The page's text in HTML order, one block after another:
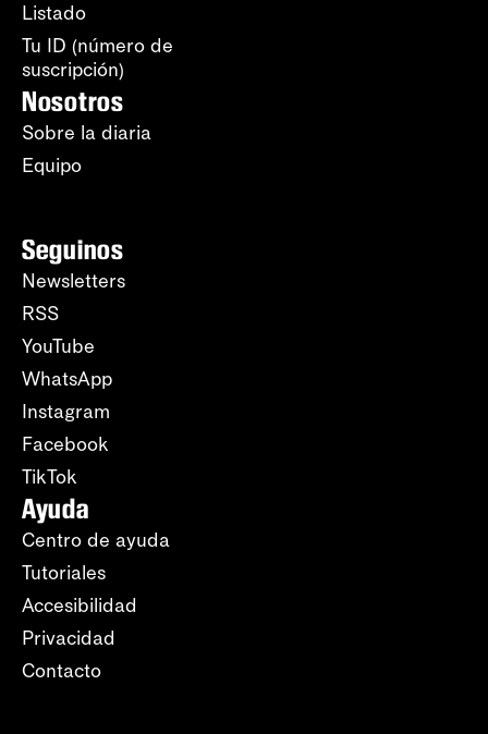
Listado
Tu ID (número de
suscripción)
Nosotros
Sobre la diaria
Equipo
Seguinos
Newsletters
RSS
YouTube
WhatsApp
Instagram
Facebook
TikTok
Ayuda
Centro de ayuda
Tutoriales
Accesibilidad
Privacidad
Contacto